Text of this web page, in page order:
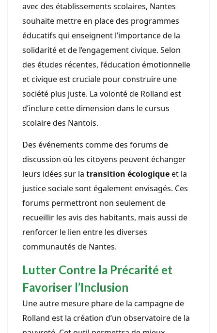
avec des établissements scolaires, Nantes
souhaite mettre en place des programmes
éducatifs qui enseignent l’importance de la
solidarité et de l’engagement civique. Selon
des études récentes, l’éducation émotionnelle
et civique est cruciale pour construire une
société plus juste. La volonté de Rolland est
d’inclure cette dimension dans le cursus
scolaire des Nantois.
Des événements comme des forums de
discussion où les citoyens peuvent échanger
leurs idées sur la transition écologiqueet la
justice sociale sont également envisagés. Ces
forums permettront non seulement de
recueillir les avis des habitants, mais aussi de
renforcer le lien entre les diverses
communautés de Nantes.
Lutter Contre la Précarité et
Favoriser l’Inclusion
Une autre mesure phare de la campagne de
Rolland est la création d’un observatoire de la